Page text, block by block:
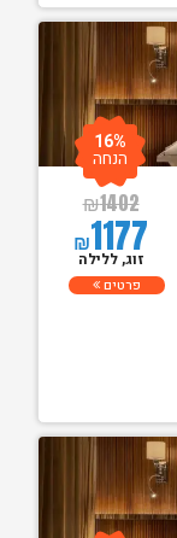
₪1402
₪1177
16%
הנחה
זוג, ללילה
פרטים